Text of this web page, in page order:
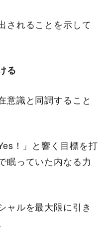
されることを示して
る
意識と同調すること
！」と響く目標を打
眠っていた内なる力
ャルを最大限に引き